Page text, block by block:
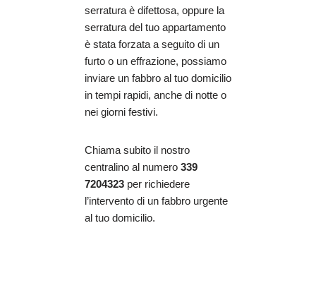
serratura è difettosa, oppure la
serratura del tuo appartamento
è stata forzata a seguito di un
furto o un effrazione, possiamo
inviare un fabbro al tuo domicilio
in tempi rapidi, anche di notte o
nei giorni festivi.
Chiama subito il nostro
centralino al numero 339
7204323 per richiedere
l’intervento di un fabbro urgente
al tuo domicilio.